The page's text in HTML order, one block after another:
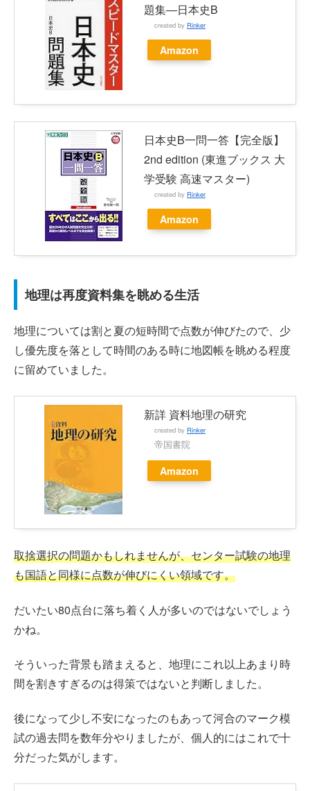
題集―日本史B
created by Rinker
Amazon
日本史B一問一答【完全版】
2nd edition (東進ブックス 大
学受験 高速マスター)
created by Rinker
Amazon
地理は再度資料集を眺める生活
地理については割と夏の短時間で点数が伸びたので、少
し優先度を落として時間のある時に地図帳を眺める程度
に留めていました。
新詳 資料地理の研究
created by Rinker
帝国書院
Amazon
取捨選択の問題かもしれませんが、センター試験の地理
も国語と同様に点数が伸びにくい領域です。
だいたい80点台に落ち着く人が多いのではないでしょう
かね。
そういった背景も踏まえると、地理にこれ以上あまり時
間を割きすぎるのは得策ではないと判断しました。
後になって少し不安になったのもあって河合のマーク模
試の過去問を数年分やりましたが、個人的にはこれで十
分だった気がします。